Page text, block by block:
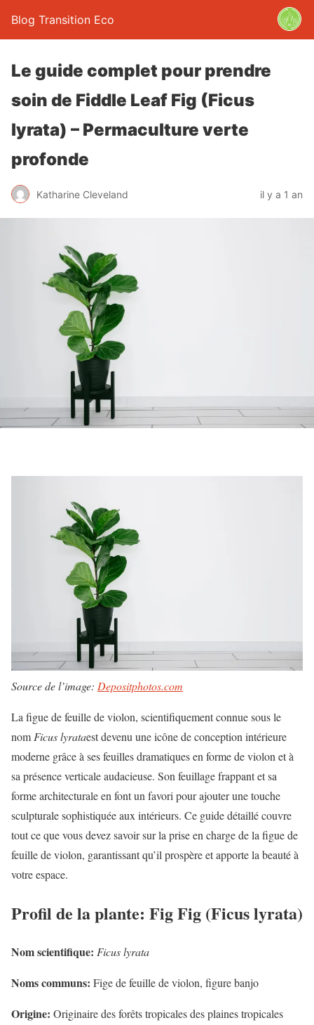
Blog Transition Eco
Le guide complet pour prendre
soin de Fiddle Leaf Fig (Ficus
lyrata) – Permaculture verte
profonde
Katharine Cleveland il y a 1 an
Source de l’image: Depositphotos.com
La figue de feuille de violon, scientifiquement connue sous le
nomFicus lyrataest devenu une icône de conception intérieure
moderne grâce à ses feuilles dramatiques en forme de violon et à
sa présence verticale audacieuse. Son feuillage frappant et sa
forme architecturale en font un favori pour ajouter une touche
sculpturale sophistiquée aux intérieurs. Ce guide détaillé couvre
tout ce que vous devez savoir sur la prise en charge de la figue de
feuille de violon, garantissant qu’il prospère et apporte la beauté à
votre espace.
Profil de la plante: Fig Fig (Ficus lyrata)
Nom scientifique: Ficus lyrata
Noms communs: Fige de feuille de violon, figure banjo
Origine: Originaire des forêts tropicales des plaines tropicales